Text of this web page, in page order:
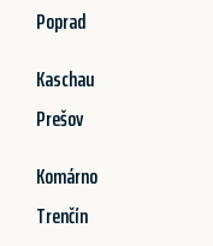
Poprad
Kaschau
Prešov
Komárno
Trenčín